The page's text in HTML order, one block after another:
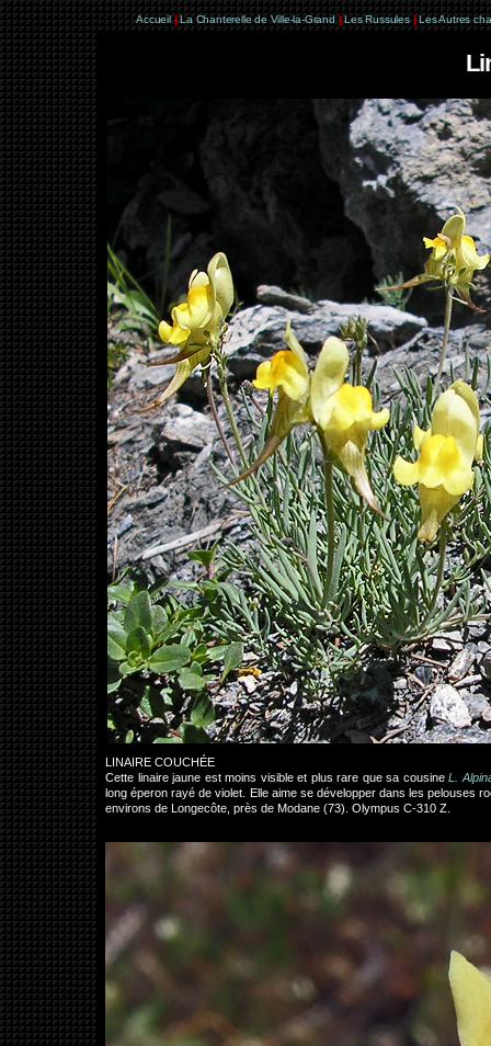
Accueil | La Chanterelle de Ville-la-Grand | Les Russules | Les Autres
LINAIRE COUCHÉE
Cette linaire jaune est moins visible et plus rare que sa cousine L.
long éperon rayé de violet. Elle aime se développer dans les pelouses
environs de Longecôte, près de Modane (73). Olympus C-310 Z.